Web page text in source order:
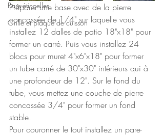
Pare-étincelles
Grille et plaque de cuisson
Préparer une base avec de la pierre
concassée de 1/4" sur laquelle vous
installez 12 dalles de patio 18"x18" pour
former un carré. Puis vous installez 24
blocs pour muret 4"x6"x18" pour former
un tube carré de 30"x30" intérieurs qui à
une profondeur de 12". Sur le fond du
tube, vous mettez une couche de pierre
concassée 3/4" pour former un fond
stable.
Pour couronner le tout installez un pare-